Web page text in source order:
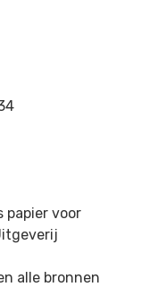
papier voor
alle bronnen